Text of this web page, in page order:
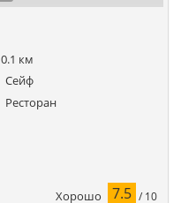
0.1 км
Сейф
Ресторан
Хорошо 7.5 / 10